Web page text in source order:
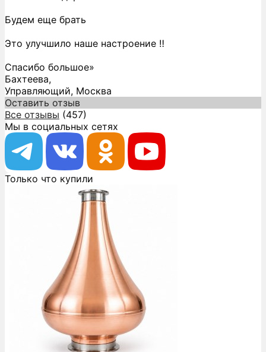
Будем еще брать
Это улучшило наше настроение ‼️
Спасибо большое»
Бахтеева,
Управляющий, Москва
Оставить отзыв
Все отзывы (457)
Мы в социальных сетях
Только что купили